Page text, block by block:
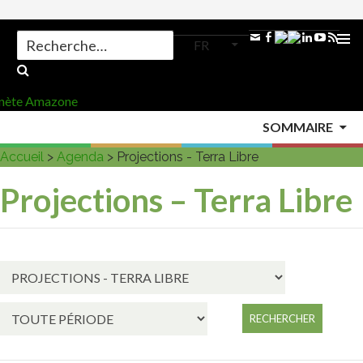
AU
FR
Search
for:
SOMMAIRE
Accueil > Agenda > Projections - Terra Libre
Projections – Terra Libre
RECHERCHER